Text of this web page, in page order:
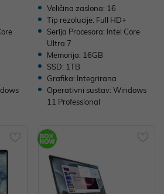
Veličina zaslona: 16
Tip rezolucije: Full HD+
Serija Procesora: Intel Core
Ultra 7
Memorija: 16GB
SSD: 1TB
Grafika: Integrirana
Operativni sustav: Windows
11 Professional